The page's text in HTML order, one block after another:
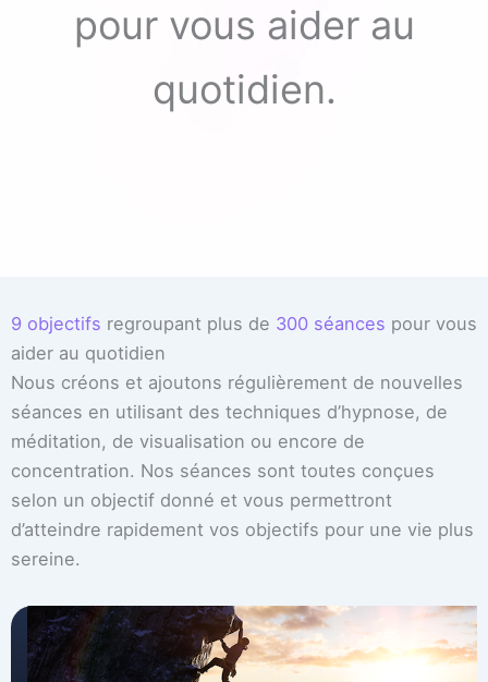
pour vous aider au
quotidien.
9 objectifs regroupant plus de 300 séances pour vous
aider au quotidien
Nous créons et ajoutons régulièrement de nouvelles
séances en utilisant des techniques d’hypnose, de
méditation, de visualisation ou encore de
concentration. Nos séances sont toutes conçues
selon un objectif donné et vous permettront
d’atteindre rapidement vos objectifs pour une vie plus
sereine.